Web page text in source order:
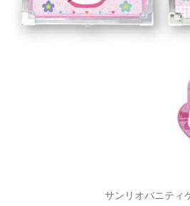
サンリオバニティ